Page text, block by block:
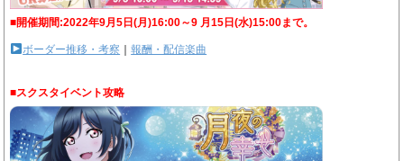
■開催期間:2022年9月5日(月)16:00～9 月15日(水)15:00まで。
ボーダー推移・考察 ｜報酬・配信楽曲
■スクスタイベント攻略